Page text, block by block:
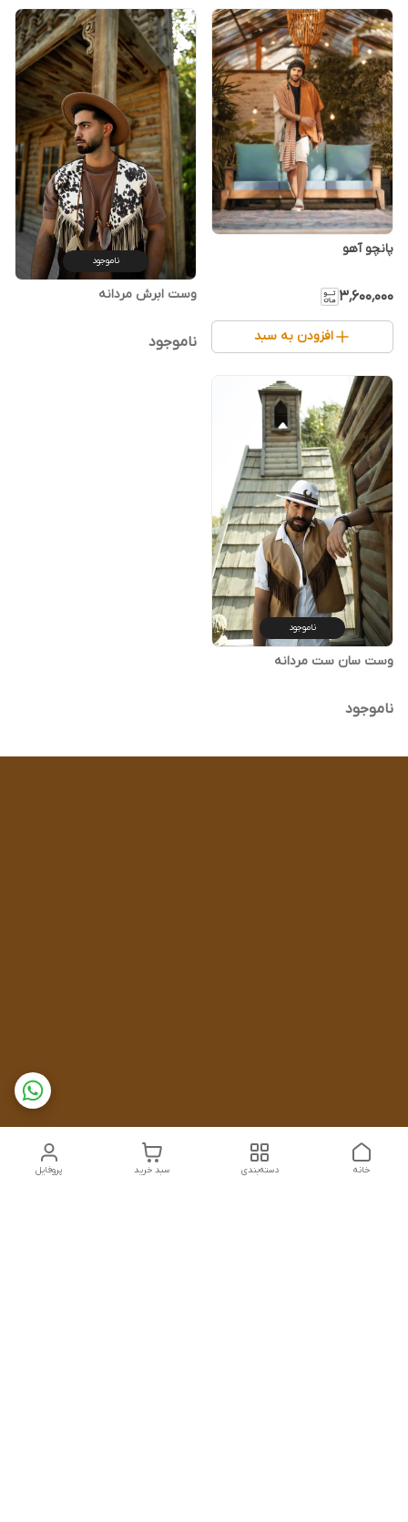
پانچو آهو
۳٬۶۰۰٬۰۰۰
افزودن به سبد
ناموجود
وست ابرش مردانه
ناموجود
ناموجود
وست سان ست مردانه
ناموجود
پروفایل سبد خرید دسته‌بندی خانه